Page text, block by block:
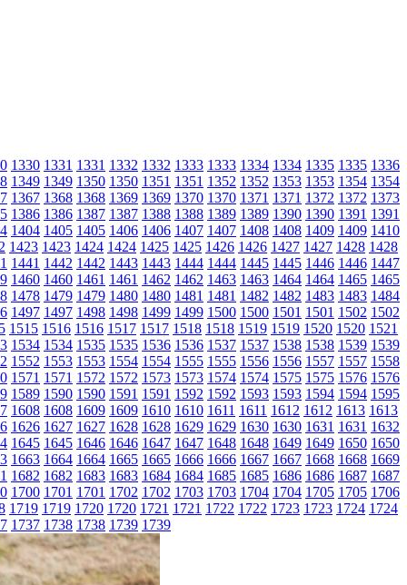
1330 1331 1331 1332 1332 1333 1333 1334 1334 1335 1335 1336
1349 1349 1350 1350 1351 1351 1352 1352 1353 1353 1354 1354
1367 1368 1368 1369 1369 1370 1370 1371 1371 1372 1372 1373
1386 1386 1387 1387 1388 1388 1389 1389 1390 1390 1391 1391
1404 1405 1405 1406 1406 1407 1407 1408 1408 1409 1409 1410
1423 1423 1424 1424 1425 1425 1426 1426 1427 1427 1428 1428
1441 1442 1442 1443 1443 1444 1444 1445 1445 1446 1446 1447
1460 1460 1461 1461 1462 1462 1463 1463 1464 1464 1465 1465
1478 1479 1479 1480 1480 1481 1481 1482 1482 1483 1483 1484
1497 1497 1498 1498 1499 1499 1500 1500 1501 1501 1502 1502
1515 1516 1516 1517 1517 1518 1518 1519 1519 1520 1520 1521
1534 1534 1535 1535 1536 1536 1537 1537 1538 1538 1539 1539
1552 1553 1553 1554 1554 1555 1555 1556 1556 1557 1557 1558
1571 1571 1572 1572 1573 1573 1574 1574 1575 1575 1576 1576
1589 1590 1590 1591 1591 1592 1592 1593 1593 1594 1594 1595
1608 1608 1609 1609 1610 1610 1611 1611 1612 1612 1613 1613
1626 1627 1627 1628 1628 1629 1629 1630 1630 1631 1631 1632
1645 1645 1646 1646 1647 1647 1648 1648 1649 1649 1650 1650
1663 1664 1664 1665 1665 1666 1666 1667 1667 1668 1668 1669
1682 1682 1683 1683 1684 1684 1685 1685 1686 1686 1687 1687
1700 1701 1701 1702 1702 1703 1703 1704 1704 1705 1705 1706
1719 1719 1720 1720 1721 1721 1722 1722 1723 1723 1724 1724
1737 1738 1738 1739 1739